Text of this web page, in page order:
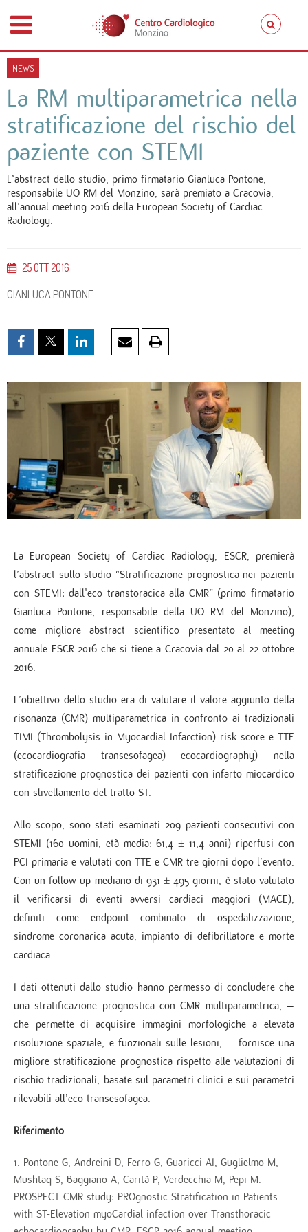
NEWS
La RM multiparametrica nella
stratificazione del rischio del
paziente con STEMI
L’abstract dello studio, primo firmatario Gianluca Pontone,
responsabile UO RM del Monzino, sarà premiato a Cracovia,
all’annual meeting 2016 della European Society of Cardiac
Radiology.
25 OTT 2016
GIANLUCA PONTONE
La European Society of Cardiac Radiology, ESCR, premierà
l’abstract sullo studio “Stratificazione prognostica nei pazienti
con STEMI: dall'eco transtoracica alla CMR” (primo firmatario
Gianluca Pontone, responsabile della UO RM del Monzino),
come migliore abstract scientifico presentato al meeting
annuale ESCR 2016 che si tiene a Cracovia dal 20 al 22 ottobre
2016.
L’obiettivo dello studio era di valutare il valore aggiunto della
risonanza (CMR) multiparametrica in confronto ai tradizionali
TIMI (Thrombolysis in Myocardial Infarction) risk score e TTE
(ecocardiografia transesofagea) ecocardiography) nella
stratificazione prognostica dei pazienti con infarto miocardico
con slivellamento del tratto ST.
Allo scopo, sono stati esaminati 209 pazienti consecutivi con
STEMI (160 uomini, età media: 61,4 ± 11,4 anni) riperfusi con
PCI primaria e valutati con TTE e CMR tre giorni dopo l’evento.
Con un follow-up mediano di 931 ± 495 giorni, è stato valutato
il verificarsi di eventi avversi cardiaci maggiori (MACE),
definiti come endpoint combinato di ospedalizzazione,
sindrome coronarica acuta, impianto di defibrillatore e morte
cardiaca.
I dati ottenuti dallo studio hanno permesso di concludere che
una stratificazione prognostica con CMR multiparametrica, –
che permette di acquisire immagini morfologiche a elevata
risoluzione spaziale, e funzionali sulle lesioni, – fornisce una
migliore stratificazione prognostica rispetto alle valutazioni di
rischio tradizionali, basate sul parametri clinici e sui parametri
rilevabili all’eco transesofagea.
Riferimento
Pontone G, Andreini D, Ferro G, Guaricci AI, Guglielmo M,
Mushtaq S, Baggiano A, Carità P, Verdecchia M, Pepi M.
PROSPECT CMR study: PROgnostic Stratification in Patients
with ST-Elevation myoCardial infaction over Transthoracic